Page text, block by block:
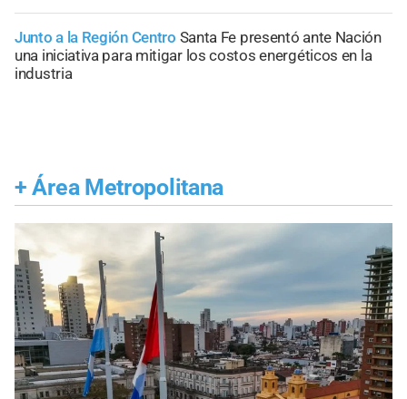
Junto a la Región Centro Santa Fe presentó ante Nación
una iniciativa para mitigar los costos energéticos en la
industria
+ Área Metropolitana